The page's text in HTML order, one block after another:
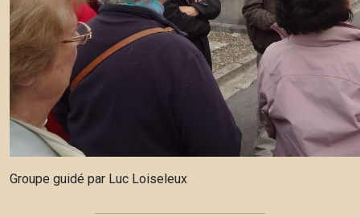
Groupe guidé par Luc Loiseleux